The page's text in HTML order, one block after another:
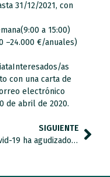
31/12/2021, con
a 15:00)
–24.000 €/anuales)
as
con una carta de
electrónico
de abril de 2020.
SIGUIENTE
La covid-19 ha agudizado la ansiedad entre los niños con espectro autista